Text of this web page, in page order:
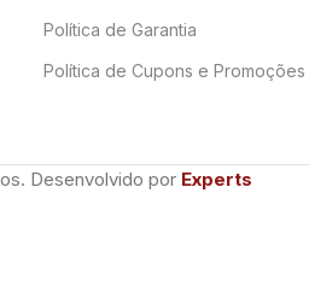
Política de Garantia
Política de Cupons e Promoções
Desenvolvido por Experts